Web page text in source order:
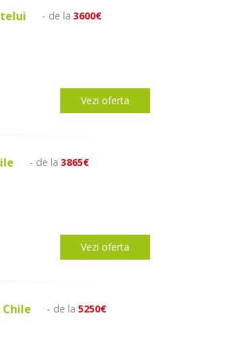
- de la 3600€
Vezi oferta
- de la 3865€
Vezi oferta
- de la 5250€